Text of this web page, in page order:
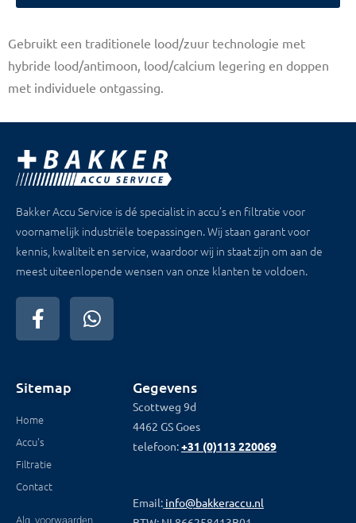
Gebruikt een traditionele lood/zuur technologie met
hybride lood/antimoon, lood/calcium legering en doppen
met individuele ontgassing.
Bakker Accu Service is dé specialist in accu’s en filtratie voor
voornamelijk industriële toepassingen. Wij staan garant voor
kennis, kwaliteit en service, waardoor wij in staat zijn om aan de
meest uiteenlopende wensen van onze klanten te voldoen.
Sitemap
Home
Accu's
Filtratie
Contact
Alg. voorwaarden
Gegevens
Scottweg 9d
4462 GS Goes
telefoon:+31 (0)113 220069
Email: info@bakkeraccu.nl